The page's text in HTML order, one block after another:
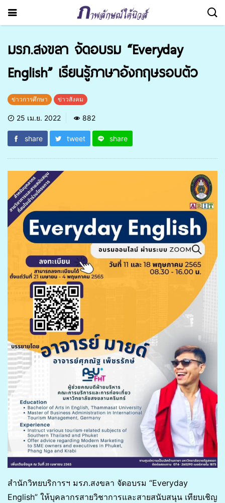
มรภ.สงขลา จัดอบรม “Everyday
English” เรียนรู้ภาษาอังกฤษรอบตัว
ข่าวการศึกษา ข่าวสังคม
25 เม.ย. 2022 882
share tweet share
สำนักวิทยบริการฯ มรภ.สงขลา จัดอบรม “Everyday
English” ให้บุคลากรสายวิชาการและสายสนับสนุน เทียบเชิญ